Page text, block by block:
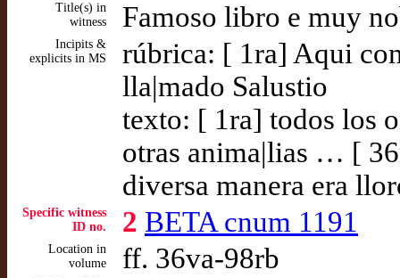
Title(s) in
witness
Famoso libro e muy
Incipits &
explicits in MS
rúbrica: [ 1ra] Aqui
lla|mado Salustio
texto: [ 1ra] todos los
otras anima|lias … [
diversa manera era
Specific witness
ID no.
2 BETA cnum 1191
Location in
volume
ff. 36va-98rb